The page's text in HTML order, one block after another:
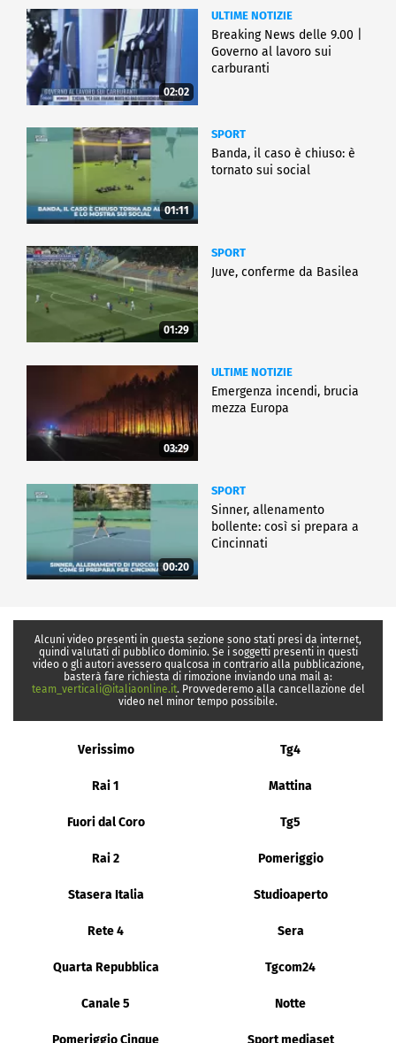
02:02
ULTIME NOTIZIE
Breaking News delle 9.00 |
Governo al lavoro sui
carburanti
01:11
SPORT
Banda, il caso è chiuso: è
tornato sui social
01:29
SPORT
Juve, conferme da Basilea
03:29
ULTIME NOTIZIE
Emergenza incendi, brucia
mezza Europa
00:20
SPORT
Sinner, allenamento
bollente: così si prepara a
Cincinnati
Alcuni video presenti in questa sezione sono stati presi da internet,
quindi valutati di pubblico dominio. Se i soggetti presenti in questi
video o gli autori avessero qualcosa in contrario alla pubblicazione,
basterà fare richiesta di rimozione inviando una mail a:
team_verticali@italiaonline.it. Provvederemo alla cancellazione del
video nel minor tempo possibile.
Verissimo Tg4
Rai 1 Mattina
Fuori dal Coro Tg5
Rai 2 Pomeriggio
Stasera Italia Studioaperto
Rete 4 Sera
Quarta Repubblica Tgcom24
Canale 5 Notte
Pomeriggio Cinque Sport mediaset